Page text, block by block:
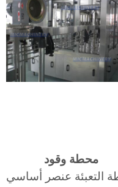
محطة وقود
التعبئة عنصر أساسي